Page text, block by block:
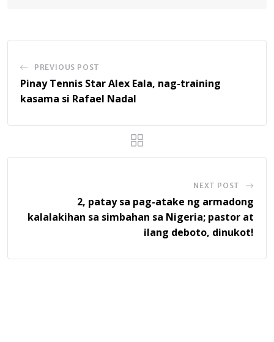
PREVIOUS POST
Pinay Tennis Star Alex Eala, nag-training
kasama si Rafael Nadal
NEXT POST
2, patay sa pag-atake ng armadong
kalalakihan sa simbahan sa Nigeria; pastor at
ilang deboto, dinukot!